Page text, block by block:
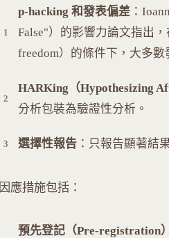
p-hacking 和發表偏差 ：
False"）的影響力論文指出，
freedom）的條件下，大多
HARKing（Hypothesizing
分析包裝為驗證性分析。
選擇性報告 ：只報告顯著結
因應措施包括：
預先登記（Pre-registration）